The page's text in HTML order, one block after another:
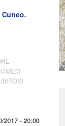
2017 - 20:00